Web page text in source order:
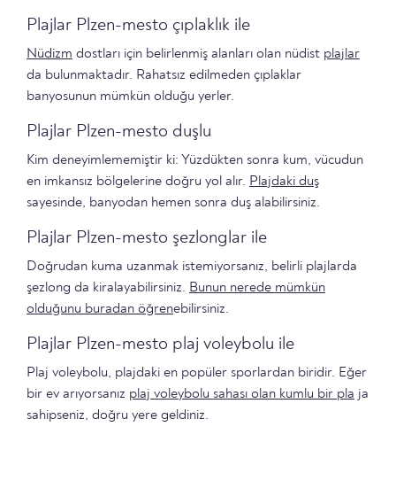
Plajlar Plzen-mesto çıplaklık ile
Nüdizm dostları için belirlenmiş alanları olan nüdist plajlar
da bulunmaktadır. Rahatsız edilmeden çıplaklar
banyosunun mümkün olduğu yerler.
Plajlar Plzen-mesto duşlu
Kim deneyimlememiştir ki: Yüzdükten sonra kum, vücudun
en imkansız bölgelerine doğru yol alır. Plajdaki duş
sayesinde, banyodan hemen sonra duş alabilirsiniz.
Plajlar Plzen-mesto şezlonglar ile
Doğrudan kuma uzanmak istemiyorsanız, belirli plajlarda
şezlong da kiralayabilirsiniz. Bunun nerede mümkün
olduğunu buradan öğrenebilirsiniz.
Plajlar Plzen-mesto plaj voleybolu ile
Plaj voleybolu, plajdaki en popüler sporlardan biridir. Eğer
bir ev arıyorsanız plaj voleybolu sahası olan kumlu bir pla ja
sahipseniz, doğru yere geldiniz.